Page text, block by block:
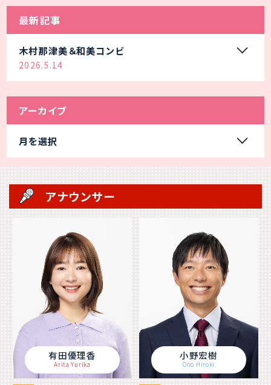
最新記事
木村那津美＆和美コンビ
2026.5.14
アーカイブ
月を選択
アナウンサー
有田優理香
Arita Yurika
小野宏樹
Ono Hiroki